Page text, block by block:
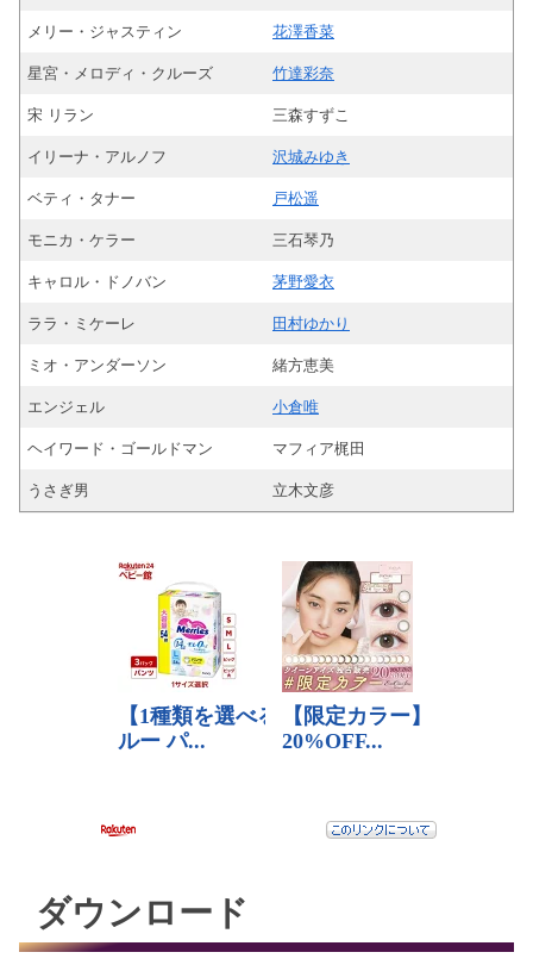
メリー・ジャスティン 花澤香菜
星宮・メロディ・クルーズ 竹達彩奈
宋 リラン 三森すずこ
イリーナ・アルノフ 沢城みゆき
ベティ・タナー 戸松遥
モニカ・ケラー 三石琴乃
キャロル・ドノバン 茅野愛衣
ララ・ミケーレ 田村ゆかり
ミオ・アンダーソン 緒方恵美
エンジェル 小倉唯
ヘイワード・ゴールドマン マフィア梶田
うさぎ男 立木文彦
ダウンロード